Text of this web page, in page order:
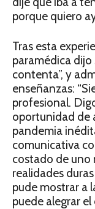
porque quiero
Tras esta
paramédica dijo
contenta”, y
enseñanzas:
profesional.
oportunidad de
pandemia
comunicativa
costado de uno
realidades
pude mostrar a
puede alegrar el